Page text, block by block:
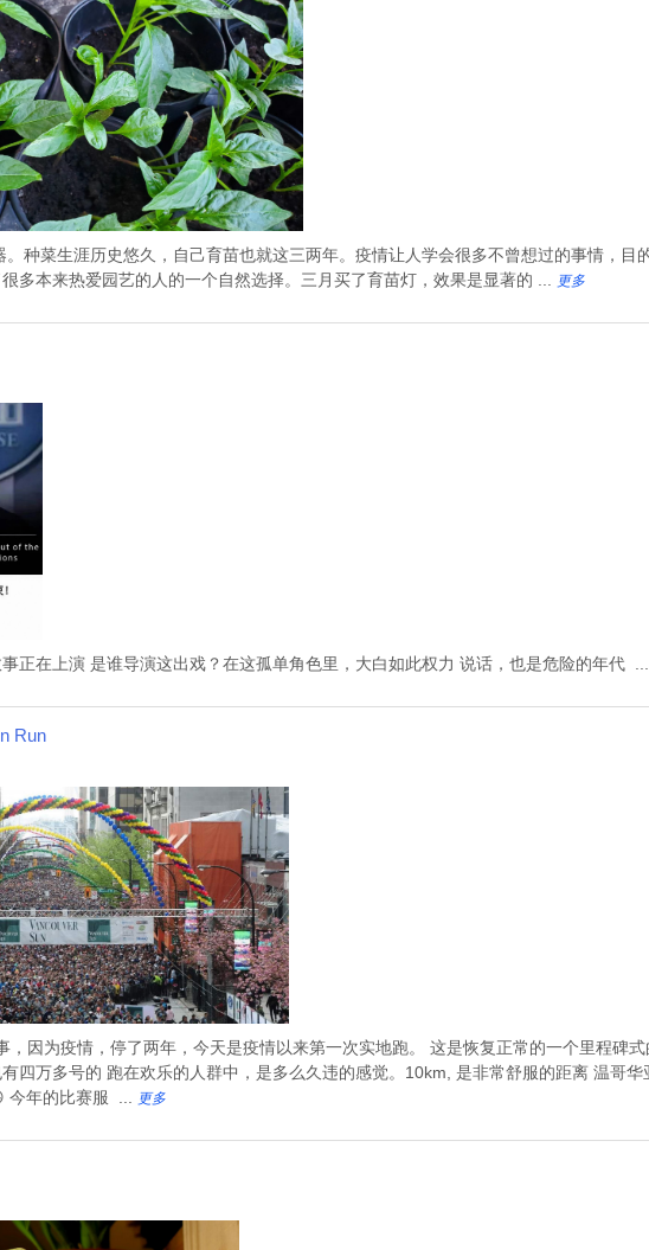
。种菜生涯历史悠久，自己育苗也就这三两年。疫情让人学会很多不曾想过的事情，目
多本来热爱园艺的人的一个自然选择。三月买了育苗灯，效果是显著的 ...
更多
正在上演 是谁导演这出戏？在这孤单角色里，大白如此权力 说话，也是危险的年代
Run
，因为疫情，停了两年，今天是疫情以来第一次实地跑。 这是恢复正常的一个里程碑
四万多号的 跑在欢乐的人群中，是多么久违的感觉。10km, 是非常舒服的距离 温哥
今年的比赛服 ...
更多